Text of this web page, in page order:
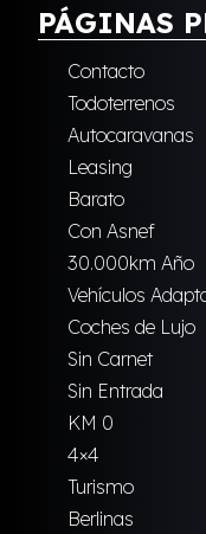
PÁGINAS
Contacto
Todoterrenos
Autocaravanas
Leasing
Barato
Con Asnef
30.000km Año
Vehículos
Coches de Lujo
Sin Carnet
Sin Entrada
KM 0
4×4
Turismo
Berlinas